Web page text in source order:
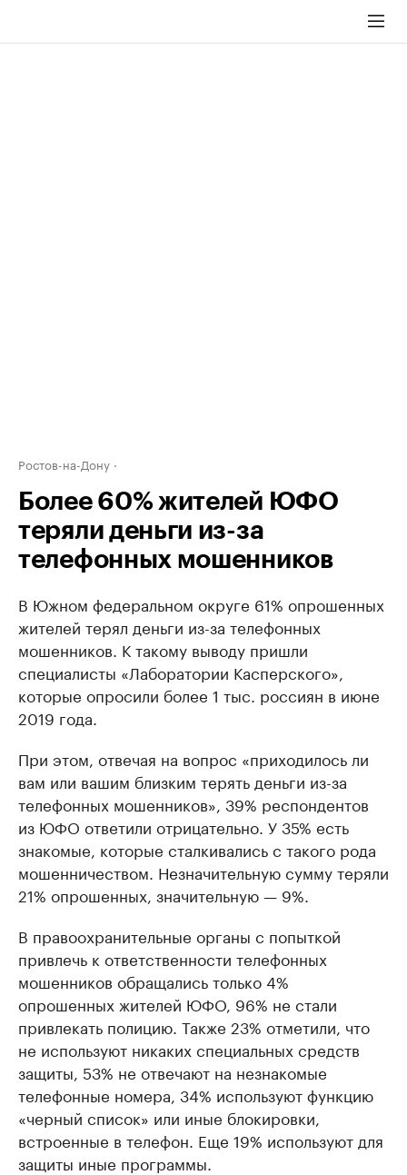
Ростов-на-Дону
Более 60% жителей ЮФО
теряли деньги из-за
телефонных мошенников
В Южном федеральном округе 61% опрошенных
жителей терял деньги из-за телефонных
мошенников. К такому выводу пришли
специалисты «Лаборатории Касперского»,
которые опросили более 1 тыс. россиян в июне
2019 года.
При этом, отвечая на вопрос «приходилось ли
вам или вашим близким терять деньги из-за
телефонных мошенников», 39% респондентов
из ЮФО ответили отрицательно. У 35% есть
знакомые, которые сталкивались с такого рода
мошенничеством. Незначительную сумму теряли
21% опрошенных, значительную — 9%.
В правоохранительные органы с попыткой
привлечь к ответственности телефонных
мошенников обращались только 4%
опрошенных жителей ЮФО, 96% не стали
привлекать полицию. Также 23% отметили, что
не используют никаких специальных средств
защиты, 53% не отвечают на незнакомые
телефонные номера, 34% используют функцию
«черный список» или иные блокировки,
встроенные в телефон. Еще 19% используют для
защиты иные программы.